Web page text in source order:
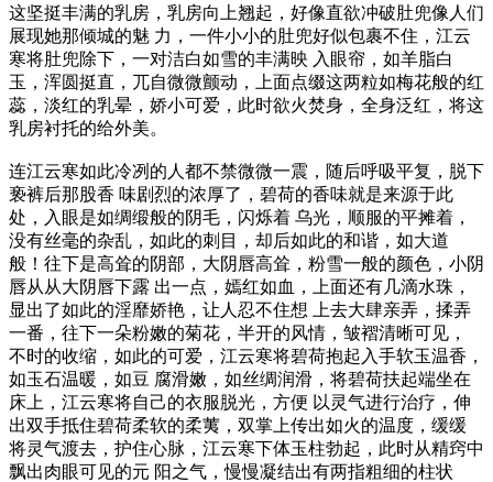
这坚挺丰满的乳房，乳房向上翘起，好像直欲冲破肚兜像人们
展现她那倾城的魅 力，一件小小的肚兜好似包裹不住，江云
寒将肚兜除下，一对洁白如雪的丰满映 入眼帘，如羊脂白
玉，浑圆挺直，兀自微微颤动，上面点缀这两粒如梅花般的红
蕊，淡红的乳晕，娇小可爱，此时欲火焚身，全身泛红，将这
乳房衬托的给外美。
连江云寒如此冷冽的人都不禁微微一震，随后呼吸平复，脱下
亵裤后那股香 味剧烈的浓厚了，碧荷的香味就是来源于此
处，入眼是如绸缎般的阴毛，闪烁着 乌光，顺服的平摊着，
没有丝毫的杂乱，如此的刺目，却后如此的和谐，如大道
般！往下是高耸的阴部，大阴唇高耸，粉雪一般的颜色，小阴
唇从从大阴唇下露 出一点，嫣红如血，上面还有几滴水珠，
显出了如此的淫靡娇艳，让人忍不住想 上去大肆亲弄，揉弄
一番，往下一朵粉嫩的菊花，半开的风情，皱褶清晰可见，
不时的收缩，如此的可爱，江云寒将碧荷抱起入手软玉温香，
如玉石温暖，如豆 腐滑嫩，如丝绸润滑，将碧荷扶起端坐在
床上，江云寒将自己的衣服脱光，方便 以灵气进行治疗，伸
出双手抵住碧荷柔软的柔荑，双掌上传出如火的温度，缓缓
将灵气渡去，护住心脉，江云寒下体玉柱勃起，此时从精窍中
飘出肉眼可见的元 阳之气，慢慢凝结出有两指粗细的柱状